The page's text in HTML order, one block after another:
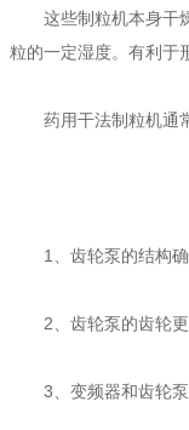
这些制粒机本身干燥
粒的一定湿度。有利于
药用干法制粒机通常
1、齿轮泵的结构确
2、齿轮泵的齿轮更
3、变频器和齿轮泵